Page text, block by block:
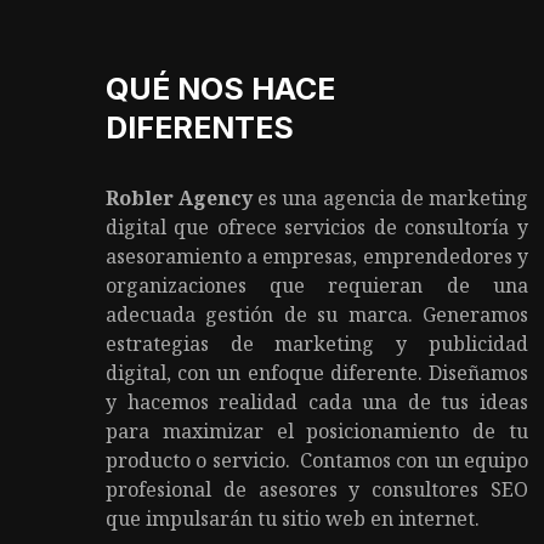
QUÉ NOS HACE
DIFERENTES
Robler Agencyes una agencia de marketing
digital que ofrece servicios de consultoría y
asesoramiento a empresas, emprendedores y
organizaciones que requieran de una
adecuada gestión de su marca. Generamos
estrategias de marketing y publicidad
digital, con un enfoque diferente. Diseñamos
y hacemos realidad cada una de tus ideas
para maximizar el posicionamiento de tu
producto o servicio. Contamos con un equipo
profesional de asesores y consultores SEO
que impulsarán tu sitio web en internet.